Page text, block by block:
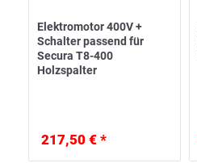
Elektromotor 400V +
Schalter passend für
Secura T8-400
Holzspalter
217,50 € *